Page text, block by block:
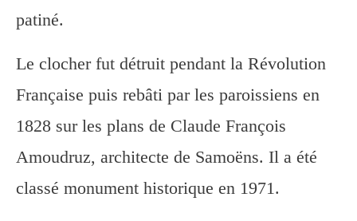
patiné.
Le clocher fut détruit pendant la Révolution
Française puis rebâti par les paroissiens en
1828 sur les plans de Claude François
Amoudruz, architecte de Samoëns. Il a été
classé monument historique en 1971.